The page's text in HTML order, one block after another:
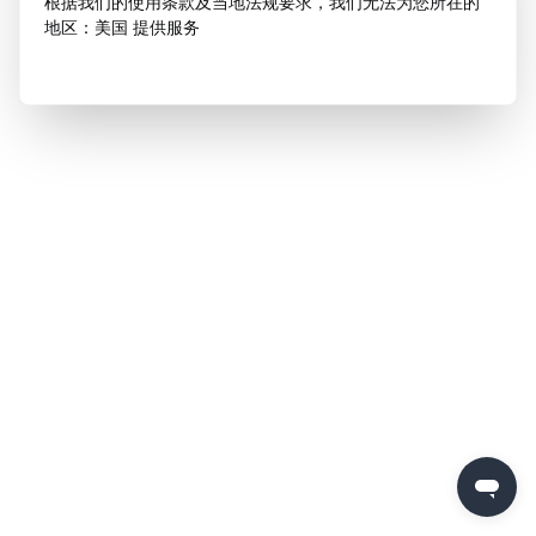
地区：美国 提供服务